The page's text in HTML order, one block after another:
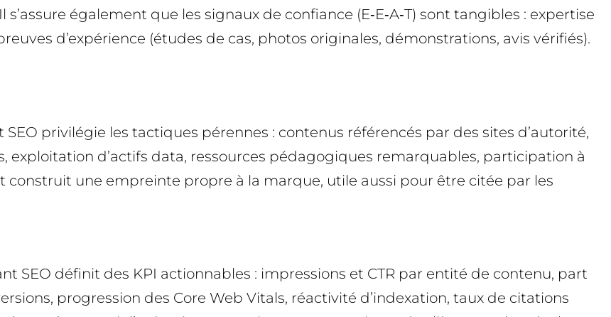
également que les signaux de confiance (E‑E‑A‑T) sont tangibles : expertise
d’expérience (études de cas, photos originales, démonstrations, avis vérifiés).
privilégie les tactiques pérennes : contenus référencés par des sites d’autorité,
exploitation d’actifs data, ressources pédagogiques remarquables, participation à
construit une empreinte propre à la marque, utile aussi pour être citée par les
SEO définit des KPI actionnables : impressions et CTR par entité de contenu, part
progression des Core Web Vitals, réactivité d’indexation, taux de citations